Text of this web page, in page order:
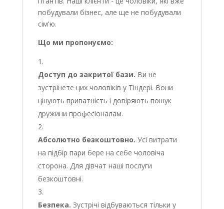
побудували бізнес, але ще не побудували
сім'ю.
Що ми пропонуємо:
Доступ до закритої бази. Ви не
зустрінете цих чоловіків у Тіндері. Вони
цінують приватність і довіряють пошук
дружини професіоналам.
Абсолютно безкоштовно. Усі витрати
на підбір пари бере на себе чоловіча
сторона. Для дівчат наші послуги
безкоштовні.
Безпека. Зустрічі відбуваються тільки у